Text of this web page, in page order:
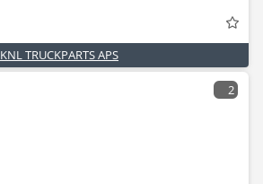
KNL TRUCKPARTS APS
2